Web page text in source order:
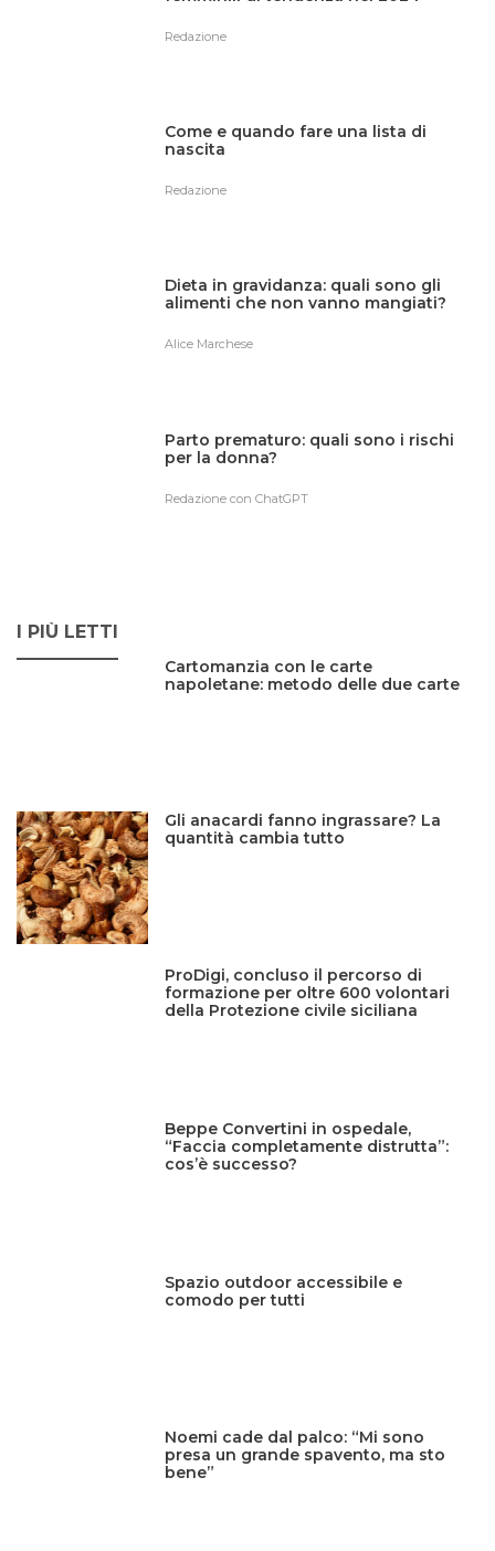
Redazione
Come e quando fare una lista di
nascita
Redazione
Dieta in gravidanza: quali sono gli
alimenti che non vanno mangiati?
Alice Marchese
Parto prematuro: quali sono i rischi
per la donna?
Redazione con ChatGPT
I PIÙ LETTI
Cartomanzia con le carte
napoletane: metodo delle due carte
Gli anacardi fanno ingrassare? La
quantità cambia tutto
ProDigi, concluso il percorso di
formazione per oltre 600 volontari
della Protezione civile siciliana
Beppe Convertini in ospedale,
“Faccia completamente distrutta”:
cos’è successo?
Spazio outdoor accessibile e
comodo per tutti
Noemi cade dal palco: “Mi sono
presa un grande spavento, ma sto
bene”